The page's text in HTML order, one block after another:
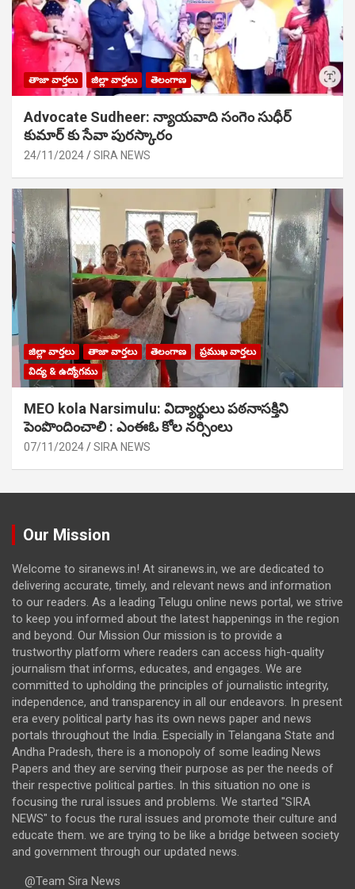
తాజా వార్తలు జిల్లా వార్తలు తెలంగాణ
Advocate Sudheer: న్యాయవాది సంగెం సుధీర్
కుమార్ కు సేవా పురస్కారం
24/11/2024 SIRA NEWS
జిల్లా వార్తలు తాజా వార్తలు తెలంగాణ
ప్రముఖ వార్తలు
విద్య & ఉద్యోగము
MEO kola Narsimulu: విద్యార్థులు పఠ‌నాసక్తిని
పెంపొందించాలి : ఎంఈఓ కోల నర్సింలు
07/11/2024 SIRA NEWS
Our Mission
Welcome to siranews.in! At siranews.in, we are dedicated to
delivering accurate, timely, and relevant news and information
to our readers. As a leading Telugu online news portal, we strive
to keep you informed about the latest happenings in the region
and beyond. Our Mission Our mission is to provide a
trustworthy platform where readers can access high-quality
journalism that informs, educates, and engages. We are
committed to upholding the principles of journalistic integrity,
independence, and transparency in all our endeavors. In present
era every political party has its own news paper and news
portals throughout the India. Especially in Telangana State and
Andha Pradesh, there is a monopoly of some leading News
Papers and they are serving their purpose as per the needs of
their respective political parties. In this situation no one is
focusing the rural issues and problems. We started "SIRA
NEWS" to focus the rural issues and promote their culture and
educate them. we are trying to be like a bridge between society
and government through our updated news.
@Team Sira News